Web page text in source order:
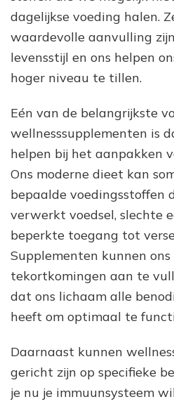
dagelijkse voeding halen.
waardevolle aanvulling
levensstijl en ons helpen
hoger niveau te tillen.
Eén van de belangrijkste
wellnesssupplementen is
helpen bij het aanpakken
Ons moderne dieet kan
bepaalde voedingsstoffen
verwerkt voedsel, slechte
beperkte toegang tot
Supplementen kunnen
tekortkomingen aan te
dat ons lichaam alle
heeft om optimaal te
Daarnaast kunnen
gericht zijn op specifieke
je nu je immuunsysteem